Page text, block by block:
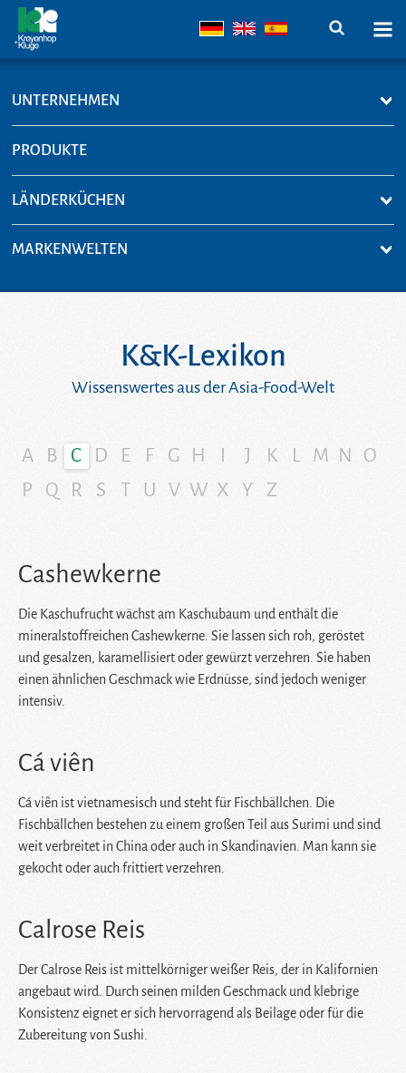
UNTERNEHMEN
PRODUKTE
LÄNDERKÜCHEN
MARKENWELTEN
K&K-Lexikon
Wissenswertes aus der Asia-Food-Welt
A B C D E F G H J K L M N
O
P
Q R S T U V W X Y Z
Cashewkerne
Die Kaschufrucht wächst am Kaschubaum und enthält die
mineralstoffreichen Cashewkerne. Sie lassen sich roh, geröstet
und gesalzen, karamellisiert oder gewürzt verzehren. Sie haben
einen ähnlichen Geschmack wie Erdnüsse, sind jedoch weniger
intensiv.
Cá viên
Cá viên ist vietnamesisch und steht für Fischbällchen. Die
Fischbällchen bestehen zu einem großen Teil aus Surimi und sind
weit verbreitet in China oder auch in Skandinavien. Man kann sie
gekocht oder auch frittiert verzehren.
Calrose Reis
Der Calrose Reis ist mittelkörniger weißer Reis, der in Kalifornien
angebaut wird. Durch seinen milden Geschmack und klebrige
Konsistenz eignet er sich hervorragend als Beilage oder für die
Zubereitung von Sushi.